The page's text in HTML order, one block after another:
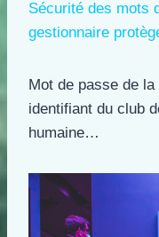
Sécurité des mots
gestionnaire
Mot de passe de
identifiant du club
humaine…